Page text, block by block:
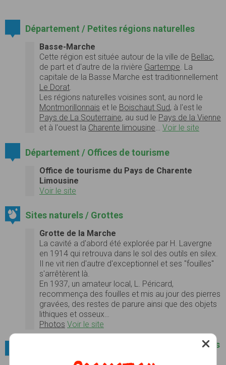
Département / Petites régions naturelles
Basse-Marche
Cette région est située autour de la ville de Bellac,
de part et d'autre de la rivière Gartempe. La
capitale de la Basse Marche est traditionnellement
Le Dorat.
Les régions naturelles voisines sont, au nord le
Montmorillonnais et le Boischaut Sud, à l'est le
Pays de La Souterraine, au sud le Pays de la Vienne
et à l'ouest la Charente limousine… Voir le site
Département / Offices de tourisme
Office de tourisme du Pays de Charente
Limousine
Voir le site
Sites naturels / Grottes
Grotte de la Marche
La cavité a d'abord été explorée par H. Lavergne
en 1914 qui retrouva dans le sol des outils en silex.
Il ne vit rien d'autre d'exceptionnel et ses "fouilles"
s'arrêtèrent là.
En 1937, un amateur local, L. Péricard,
recommença des fouilles et mis au jour des pierres
gravées, des restes de parure ainsi que des objets
lithiques et osseux…
Photos Voir le site
Villes et villages / Parmi les plus beaux villages